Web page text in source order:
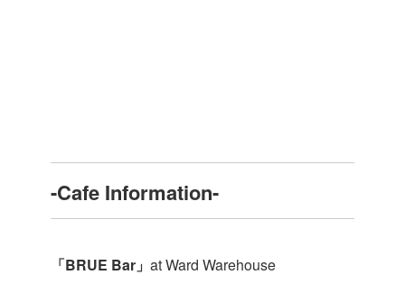
-Cafe Information-
「BRUE Bar 」 at Ward Warehouse